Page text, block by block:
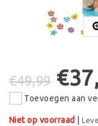
€49,99
Toevoegen aan
Niet op voorraad |